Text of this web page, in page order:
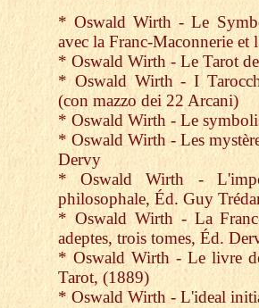
* Oswald Wirth - Le
avec la Franc-Maconnerie
* Oswald Wirth - Le Tarot
* Oswald Wirth - I
(con mazzo dei 22 Arcani)
* Oswald Wirth - Le
* Oswald Wirth - Les
Dervy
* Oswald Wirth -
philosophale, Éd. Guy
* Oswald Wirth - La
adeptes, trois tomes, Éd.
* Oswald Wirth - Le livre
Tarot, (1889)
* Oswald Wirth - L'ideal